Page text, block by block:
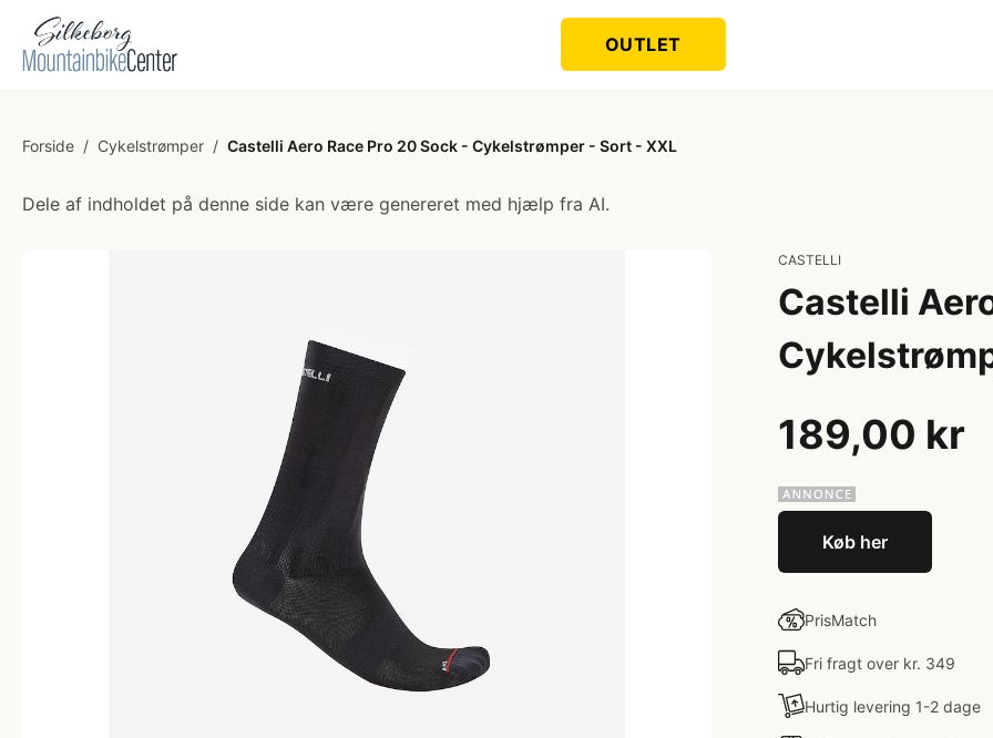
OUTLET
Forside / Cykelstrømper / Castelli Aero Race Pro 20 Sock - Cykelstrømper - Sort - XXL
Dele af indholdet på denne side kan være genereret med hjælp fra AI.
CASTELLI
Castelli
189,00 kr
Køb her
PrisMatch
Fri fragt over kr. 349
Hurtig levering 1-2 dage